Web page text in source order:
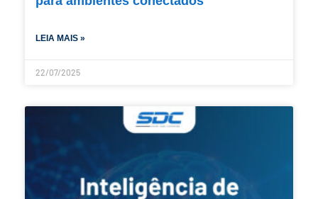
LEIA MAIS »
22/07/2025